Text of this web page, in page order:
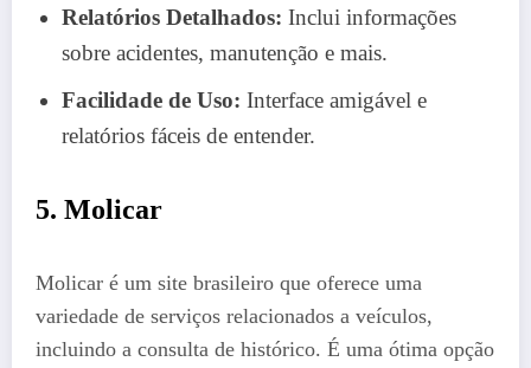
Relatórios Detalhados: Inclui informações
sobre acidentes, manutenção e mais.
Facilidade de Uso: Interface amigável e
relatórios fáceis de entender.
5. Molicar
Molicar é um site brasileiro que oferece uma
variedade de serviços relacionados a veículos,
incluindo a consulta de histórico. É uma ótima opção